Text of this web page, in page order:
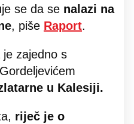
se da se nalazi na
, piše Raport.
zajedno s
u Kalesiji.
riječ je o